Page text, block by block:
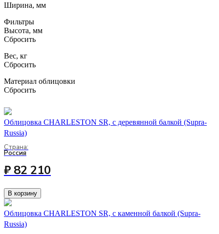
Ширина, мм
Фильтры
Высота, мм
Сбросить
Вес, кг
Сбросить
Материал облицовки
Сбросить
Облицовка CHARLESTON SR, с деревянной балкой (Supra-
Russia)
Страна:
Россия
₽ 82 210
В корзину
Облицовка CHARLESTON SR, с каменной балкой (Supra-
Russia)